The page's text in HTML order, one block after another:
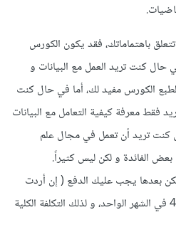
باهتماماتك، فقد يكون الكورس
كنت تريد العمل مع البيانات و
الكورس مفيد لك، أما في حال كنت
فقط معرفة كيفية التعامل مع البيانات
تريد أن تعمل في مجال علم
الفائدة و لكن ليس كثيراً.
بعدها يجب عليك الدفع ( إن أردت
إكمال الكورس) تكلفته حوالي $49 في الشهر الواحد، و لذلك التكلفة الكلية